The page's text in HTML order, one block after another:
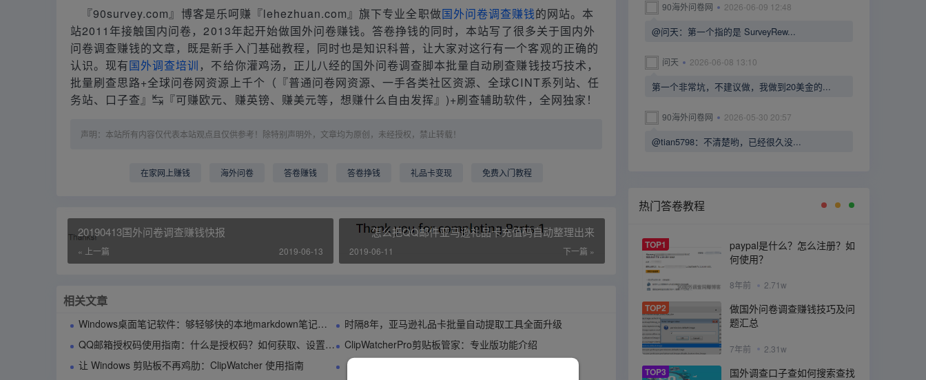
『90survey.com』博客是乐呵赚『lehezhuan.com』旗下专业全职做国外问卷调查赚钱的网站。本
站2011年接触国内问卷，2013年起开始做国外问卷赚钱。答卷挣钱的同时，本站写了很多关于国内外
问卷调查赚钱的文章，既是新手入门基础教程，同时也是知识科普，让大家对这行有一个客观的正确的
认识。现有国外调查培训 ，不给你灌鸡汤，正儿八经的国外问卷调查脚本批量自动刷查赚钱技巧技术，
批量刷查思路+全球问卷网资源上千个（『普通问卷网资源、一手各类社区资源、全球CINT系列站、任
务站、口子查』↹『可赚欧元、赚英镑、赚美元等，想赚什么自由发挥』)+刷查辅助软件，全网独家！
声明：本站所有内容仅代表本站观点且仅供参考！除特别声明外，文章均为原创，未经授权，禁止转载！
在家网上赚钱 海外问卷 答卷赚钱 答卷挣钱 礼品卡变现 免费入门教程
20190413国外问卷调查赚钱快报
« 上一篇 2019-06-13
怎么把QQ邮件亚马逊礼品卡充值码自动整理出来
下一篇 »
2019-06-11
相关文章
Windows桌面笔记软件：够轻够快的本地markdown笔记应用90notes使用指南
时隔8年，亚马逊礼品卡批量自动提取工具全面升级
QQ邮箱授权码使用指南：什么是授权码？如何获取、设置与管理？
ClipWatcherPro剪贴板管家：专业版功能介绍
让 Windows 剪贴板不再鸡肋：ClipWatcher 使用指南
【200元】微洞察小家电电风扇用户招募
90海外问卷网 2026-06-09 12:48
@问天：第一个指的是 SurveyRew...
问天 2026-06-08 13:10
第一个非常坑，不建议做，我做到20美金的...
90海外问卷网 2026-05-30 20:57
@tian5798：不清楚哟，已经很久没...
热门答卷教程
TOP1
paypal是什么？怎么注册？如
何使用？
8年前 2.71w
TOP2
做国外问卷调查赚钱技巧及问
题汇总
7年前 2.31w
TOP3 国外调查口子查如何搜索查找